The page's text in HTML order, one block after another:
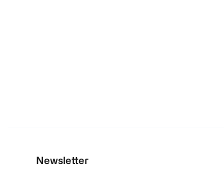
Newsletter